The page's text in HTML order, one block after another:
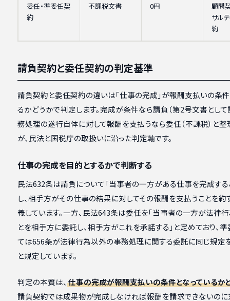
委任・準委任契
約
不課税文書 0円
顧問
サル
約
請負契約と委任契約の判定基準
請負契約と委任契約の違いは「仕事の完成」が報酬支払いの条
るかどうかで判定します。完成が条件なら請負（第2号文書として
務処理の遂行自体に対して報酬を支払うなら委任（不課税）と整
が、民法と国税庁の取扱いに沿った判定軸です。
仕事の完成を目的とするかで判断する
民法632条は請負について「当事者の一方がある仕事を完成する
し、相手方がその仕事の結果に対してその報酬を支払うことを約
義しています。一方、民法643条は委任を「当事者の一方が法律
とを相手方に委託し、相手方がこれを承諾する」と定めており、
ては656条が法律行為以外の事務処理に関する委託に同じ規定
と規定しています。
判定の本質は、 仕事の完成が報酬支払いの条件となっているか
請負契約では成果物が完成しなければ報酬を請求できないのに